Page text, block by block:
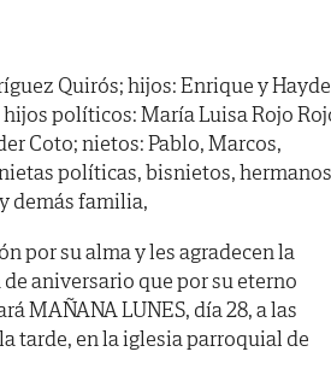
Quirós; hijos: Enrique y
políticos: María Luisa Rojo
Coto; nietos: Pablo, Marcos,
políticas, bisnietos, hermanos
demás familia,
por su alma y les agradecen la
aniversario que por su eterno
MAÑANA LUNES, día 28, a las
tarde, en la iglesia parroquial de